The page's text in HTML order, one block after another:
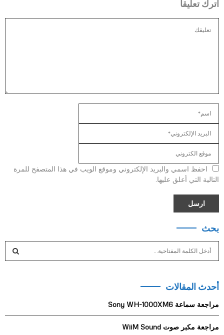
اترك تعليقا
احفظ اسمي والبريد الإلكتروني وموقع الويب في هذا المتصفح للمرة
التالية التي أعلق عليها.
بحث
c
f
r
أحدث المقالات
مراجعة سماعة Sony WH-1000XM6
مراجعة مكبر صوت WiiM Sound